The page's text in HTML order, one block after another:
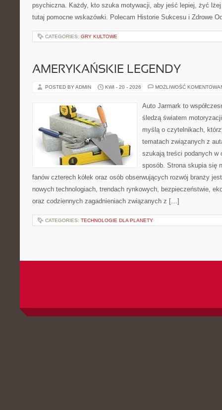
psychiczna. Każdy, kto szuka motywacji, aby jeść lepiej, żyć
tutaj pomocne wskazówki. Polecam Historie Sukcesu i Zdrowe
CATEGORIES: GRY KULTOWE
AMERYKAŃSKIE LEGENDY
POSTED BY ADMIN KWI - 20 - 2026 MOŻLIWOŚĆ
Auto Jarmark to
śledzą światem
myślą o czytelnikach,
tematach związanych z
szukają treści podanych w
sposób. Strona skupia się
fanów czterech kółek oraz osób obserwujących rozwój branży
nowych technologiach, trendach rynkowych, bezpieczeństwie,
oraz codziennych zagadnieniach związanych z […]
CATEGORIES: TECHNOLOGIE DLA PLANETY